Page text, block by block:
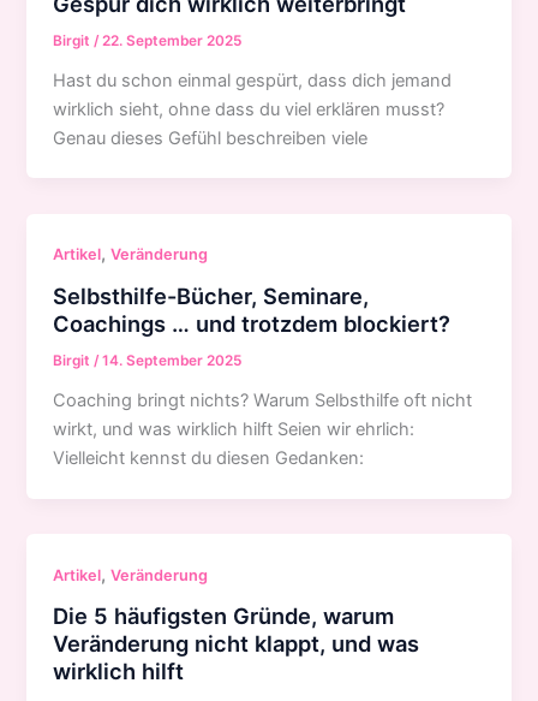
Birgit /22. September 2025
Hast du schon einmal gespürt, dass dich jemand
wirklich sieht, ohne dass du viel erklären musst?
Genau dieses Gefühl beschreiben viele
Artikel,Veränderung
Selbsthilfe-Bücher, Seminare,
Coachings … und trotzdem blockiert?
Birgit/14. September 2025
Coaching bringt nichts? Warum Selbsthilfe oft nicht
wirkt, und was wirklich hilft Seien wir ehrlich:
Vielleicht kennst du diesen Gedanken:
Artikel,Veränderung
Die 5 häufigsten Gründe, warum
Veränderung nicht klappt, und was
wirklich hilft